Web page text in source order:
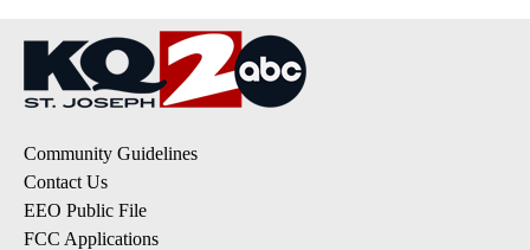
Community Guidelines
Contact Us
EEO Public File
FCC Applications